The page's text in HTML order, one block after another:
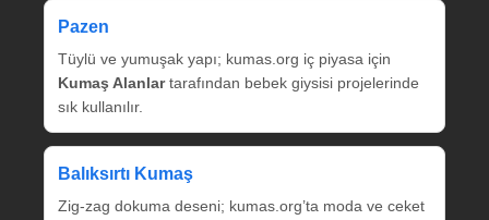
Pazen
Tüylü ve yumuşak yapı; kumas.org iç piyasa için
Kumaş Alanlartarafından bebek giysisi projelerinde
sık kullanılır.
Balıksırtı Kumaş
Zig‑zag dokuma deseni; kumas.org’ta moda ve ceket